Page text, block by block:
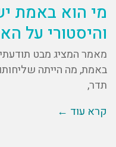
מי הוא באמת
והיסטורי על
מאמר המציג מבט
באמת, מה הייתה
תדר,
קרא עוד ←